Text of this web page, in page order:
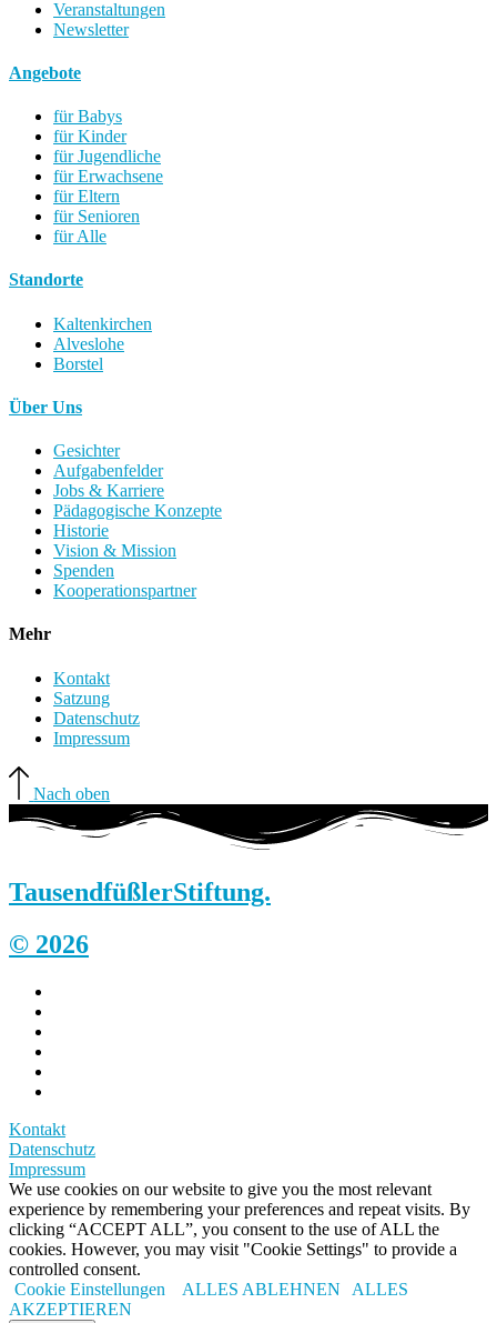
Veranstaltungen
Newsletter
Angebote
für Babys
für Kinder
für Jugendliche
für Erwachsene
für Eltern
für Senioren
für Alle
Standorte
Kaltenkirchen
Alveslohe
Borstel
Über Uns
Gesichter
Aufgabenfelder
Jobs & Karriere
Pädagogische Konzepte
Historie
Vision & Mission
Spenden
Kooperationspartner
Mehr
Kontakt
Satzung
Datenschutz
Impressum
Nach oben
TausendfüßlerStiftung.
© 2026
Kontakt
Datenschutz
Impressum
We use cookies on our website to give you the most relevant
experience by remembering your preferences and repeat visits. By
clicking “ACCEPT ALL”, you consent to the use of ALL the
cookies. However, you may visit "Cookie Settings" to provide a
controlled consent.
Cookie Einstellungen
ALLES ABLEHNEN
ALLES
AKZEPTIEREN